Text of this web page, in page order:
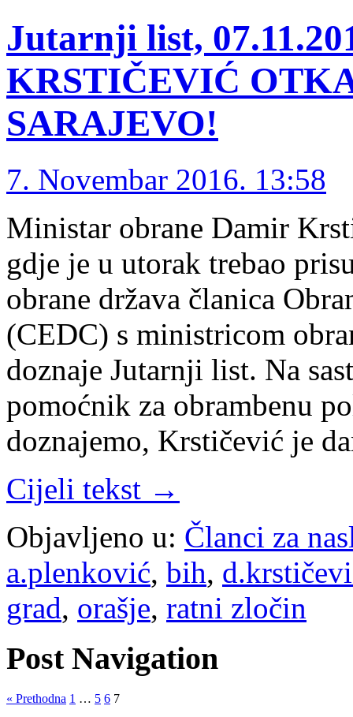
Jutarnji list,
KRSTIČEVIĆ
SARAJEVO!
7. Novembar 2016. 13:58
Ministar obrane Damir
gdje je u utorak trebao
obrane država članica
(CEDC) s ministricom
doznaje Jutarnji list. Na
pomoćnik za obrambenu
doznajemo, Krstičević je
Cijeli tekst →
Objavljeno u: Članci za
a.plenković, bih,
grad, orašje, ratni zločin
Post Navigation
« Prethodna 1 … 5 6 7